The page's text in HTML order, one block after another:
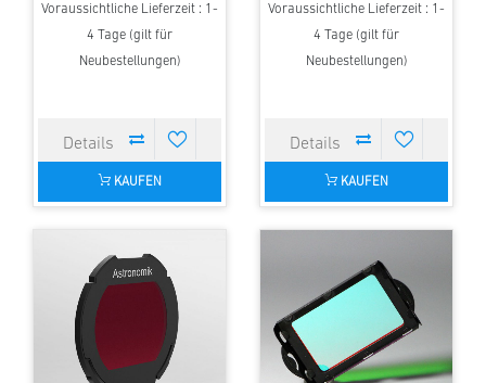
Voraussichtliche Lieferzeit : 1-
4 Tage (gilt für
Neubestellungen)
KAUFEN
Voraussichtliche Lieferzeit : 1-
4 Tage (gilt für
Neubestellungen)
KAUFEN